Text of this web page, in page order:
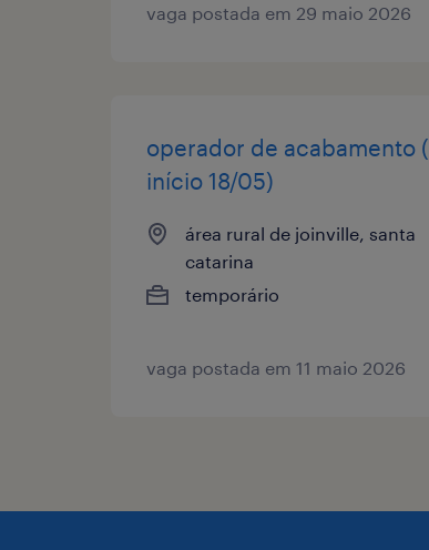
vaga postada em 29 maio 2026
operador de acabamento (
início 18/05)
área rural de joinville, santa
catarina
temporário
vaga postada em 11 maio 2026